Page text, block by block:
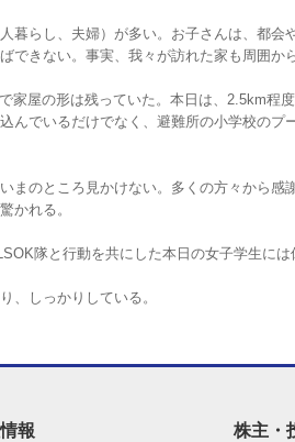
らし、夫婦）が多い。お子さんは、都
できない。事実、我々が訪れた家も周囲か
屋の形は残っていた。本日は、2.5km程
んでいるだけでなく、避難所の小学校の
のところ見かけない。多くの方々から
かれる。
隊と行動を共にした本日の女子学生に
、しっかりしている。
報 株主・